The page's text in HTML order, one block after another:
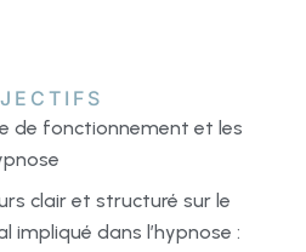
de fonctionnement et les
clair et structuré sur le
impliqué dans l’hypnose :